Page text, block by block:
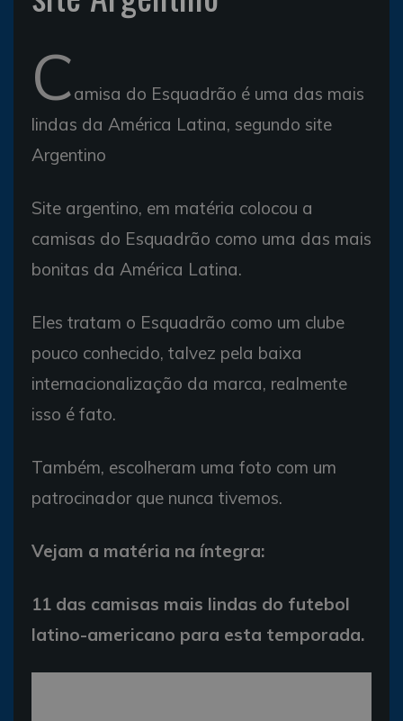
Camisa do Esquadrão é uma das mais
lindas da América Latina, segundo site
Argentino
Site argentino, em matéria colocou a
camisas do Esquadrão como uma das mais
bonitas da América Latina.
Eles tratam o Esquadrão como um clube
pouco conhecido, talvez pela baixa
internacionalização da marca, realmente
isso é fato.
Também, escolheram uma foto com um
patrocinador que nunca tivemos.
Vejam a matéria na íntegra:
11 das camisas mais lindas do futebol
latino-americano para esta temporada.